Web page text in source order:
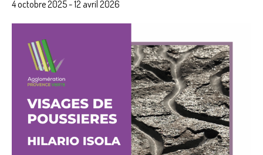
4 octobre 2025-12 avril 2026